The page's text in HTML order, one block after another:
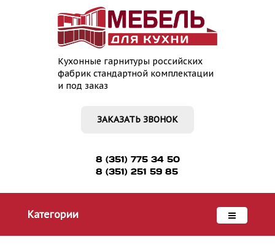
Кухонные гарнитуры российских
фабрик стандартной комплектации
и под заказ
ЗАКАЗАТЬ ЗВОНОК
8 (351) 775 34 50
8 (351) 251 59 85
Категории